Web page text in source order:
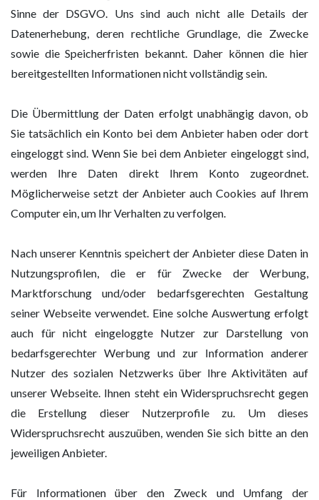
Sinne der DSGVO. Uns sind auch nicht alle Details der
Datenerhebung, deren rechtliche Grundlage, die Zwecke
sowie die Speicherfristen bekannt. Daher können die hier
bereitgestellten Informationen nicht vollständig sein.
Die Übermittlung der Daten erfolgt unabhängig davon, ob
Sie tatsächlich ein Konto bei dem Anbieter haben oder dort
eingeloggt sind. Wenn Sie bei dem Anbieter eingeloggt sind,
werden Ihre Daten direkt Ihrem Konto zugeordnet.
Möglicherweise setzt der Anbieter auch Cookies auf Ihrem
Computer ein, um Ihr Verhalten zu verfolgen.
Nach unserer Kenntnis speichert der Anbieter diese Daten in
Nutzungsprofilen, die er für Zwecke der Werbung,
Marktforschung und/oder bedarfsgerechten Gestaltung
seiner Webseite verwendet. Eine solche Auswertung erfolgt
auch für nicht eingeloggte Nutzer zur Darstellung von
bedarfsgerechter Werbung und zur Information anderer
Nutzer des sozialen Netzwerks über Ihre Aktivitäten auf
unserer Webseite. Ihnen steht ein Widerspruchsrecht gegen
die Erstellung dieser Nutzerprofile zu. Um dieses
Widerspruchsrecht auszuüben, wenden Sie sich bitte an den
jeweiligen Anbieter.
Für Informationen über den Zweck und Umfang der